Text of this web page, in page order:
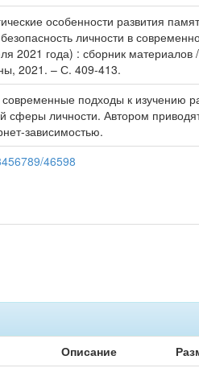
особенности развития
безопасность личности в
2021 года) : сборник
2021. – С. 409-413.
подходы к изучению
сферы личности. Автором
зависимостью.
46598
Описание